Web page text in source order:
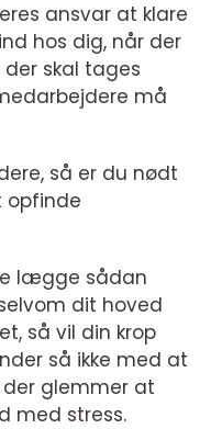
ansvar at klare
hos dig, når der
skal tages
må
så er du nødt
opfinde
lægge sådan
dit hoved
så vil din krop
så ikke med at
glemmer at
med stress.